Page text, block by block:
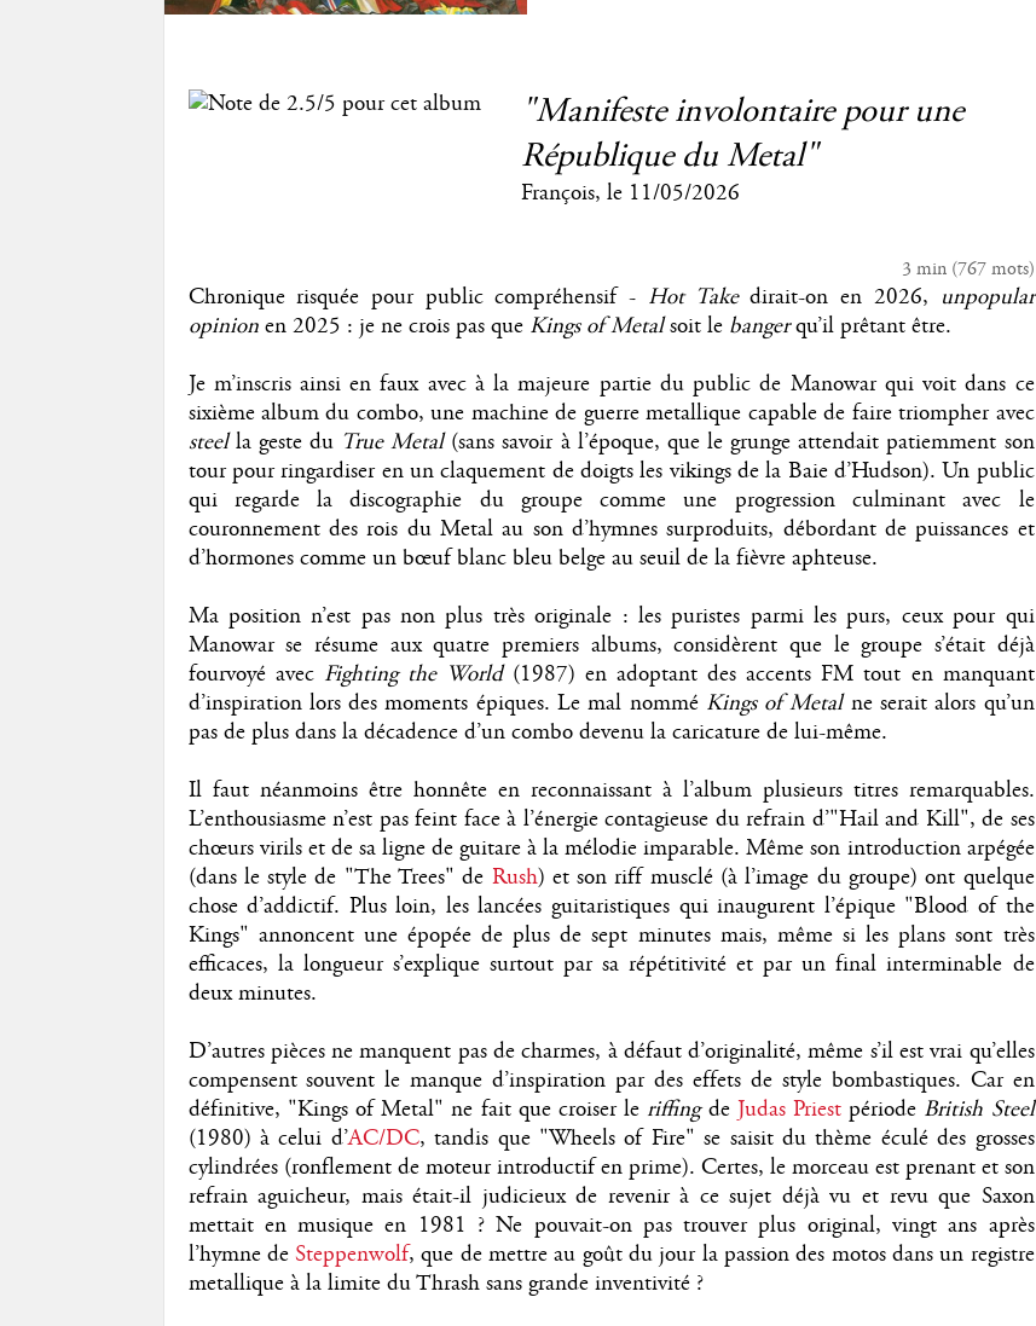
"Manifeste involontaire pour une
République du Metal"
François, le 11/05/2026
3 min(767mots)
Chronique risquée pour public compréhensif - Hot Takedirait-on en 2026, unpopular
opinionen 2025 : je ne crois pas que Kings of Metalsoit le bangerqu’il prêtant être.
Je m’inscris ainsi en faux avec à la majeure partie du public de Manowar qui voit dans ce
sixième album du combo, une machine de guerre metallique capable de faire triompher avec
steella geste du True Metal (sans savoir à l’époque, que le grunge attendait patiemment son
tour pour ringardiser en un claquement de doigts les vikings de la Baie d’Hudson). Un public
qui regarde la discographie du groupe comme une progression culminant avec le
couronnement des rois du Metal au son d’hymnes surproduits, débordant de puissances et
d’hormones comme un bœuf blanc bleu belge au seuil de la fièvre aphteuse.
Ma position n’est pas non plus très originale : les puristes parmi les purs, ceux pour qui
Manowar se résume aux quatre premiers albums, considèrent que le groupe s’était déjà
fourvoyé avecFighting the World (1987) en adoptant des accents FM tout en manquant
d’inspiration lors des moments épiques. Le mal nommé Kings of Metal ne serait alors qu’un
pas de plus dans la décadence d’un combo devenu la caricature de lui-même.
Il faut néanmoins être honnête en reconnaissant à l’album plusieurs titres remarquables.
L’enthousiasme n’est pas feint face à l’énergie contagieuse du refrain d’"Hail and Kill", de ses
chœurs virils et de sa ligne de guitare à la mélodie imparable. Même son introduction arpégée
(dans le style de "The Trees" de Rush) et son riff musclé (à l’image du groupe) ont quelque
chose d’addictif. Plus loin, les lancées guitaristiques qui inaugurent l’épique "Blood of the
Kings" annoncent une épopée de plus de sept minutes mais, même si les plans sont très
efficaces, la longueur s’explique surtout par sa répétitivité et par un final interminable de
deux minutes.
D’autres pièces ne manquent pas de charmes, à défaut d’originalité, même s’il est vrai qu’elles
compensent souvent le manque d’inspiration par des effets de style bombastiques. Car en
définitive, "Kings of Metal" ne fait que croiser le riffingde Judas Priest période British Steel
(1980) à celui d’AC/DC, tandis que "Wheels of Fire" se saisit du thème éculé des grosses
cylindrées (ronflement de moteur introductif en prime). Certes, le morceau est prenant et son
refrain aguicheur, mais était-il judicieux de revenir à ce sujet déjà vu et revu que Saxon
mettait en musique en 1981 ? Ne pouvait-on pas trouver plus original, vingt ans après
l’hymne deSteppenwolf, que de mettre au goût du jour la passion des motos dans un registre
metallique à la limite du Thrash sans grande inventivité ?